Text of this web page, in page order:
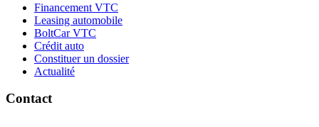
Financement VTC
Leasing automobile
BoltCar VTC
Crédit auto
Constituer un dossier
Actualité
Contact